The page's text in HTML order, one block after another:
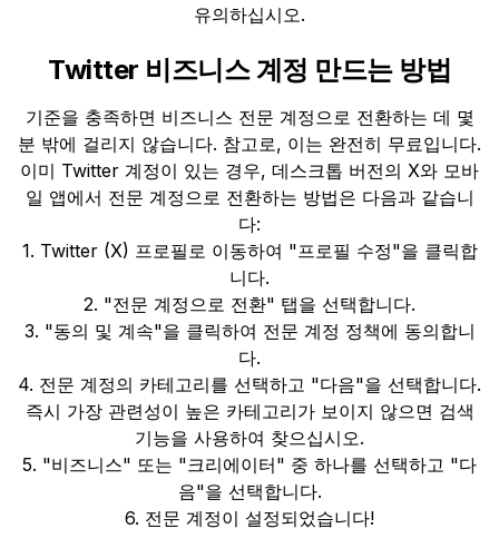
유의하십시오.
Twitter 비즈니스 계정 만드는 방법
기준을 충족하면 비즈니스 전문 계정으로 전환하는 데 몇
분 밖에 걸리지 않습니다. 참고로, 이는 완전히 무료입니다.
이미 Twitter 계정이 있는 경우, 데스크톱 버전의 X와 모바
일 앱에서 전문 계정으로 전환하는 방법은 다음과 같습니
다:
1. Twitter (X) 프로필로 이동하여 "프로필 수정"을 클릭합
니다.
2. "전문 계정으로 전환" 탭을 선택합니다.
3. "동의 및 계속"을 클릭하여 전문 계정 정책에 동의합니
다.
4. 전문 계정의 카테고리를 선택하고 "다음"을 선택합니다.
즉시 가장 관련성이 높은 카테고리가 보이지 않으면 검색
기능을 사용하여 찾으십시오.
5. "비즈니스" 또는 "크리에이터" 중 하나를 선택하고 "다
음"을 선택합니다.
6. 전문 계정이 설정되었습니다!